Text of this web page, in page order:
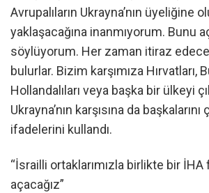
Avrupalıların Ukrayna’nın üyeliğine
yaklaşacağına inanmıyorum. Bunu
söylüyorum. Her zaman itiraz
bulurlar. Bizim karşımıza Hırvatları,
Hollandalıları veya başka bir ülkeyi
Ukrayna’nın karşısına da başkalarını
ifadelerini kullandı.
“İsrailli ortaklarımızla birlikte bir İHA
açacağız”